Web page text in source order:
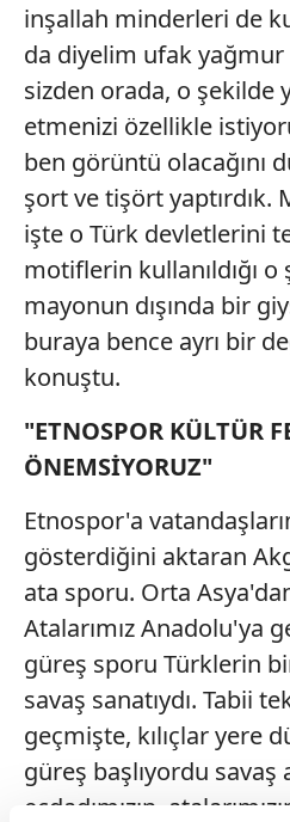
inşallah minderleri de
da diyelim ufak
sizden orada, o şekilde
etmenizi özellikle
ben görüntü olacağını
şort ve tişört yaptırdık.
işte o Türk devletlerini
motiflerin kullanıldığı
mayonun dışında bir
buraya bence ayrı bir
konuştu.
"ETNOSPOR KÜLTÜR
ÖNEMSİYORUZ"
Etnospor'a
gösterdiğini aktaran
ata sporu. Orta
Atalarımız Anadolu'ya
güreş sporu Türklerin
savaş sanatıydı. Tabii
geçmişte, kılıçlar yere
güreş başlıyordu savaş
ecdadımızın,